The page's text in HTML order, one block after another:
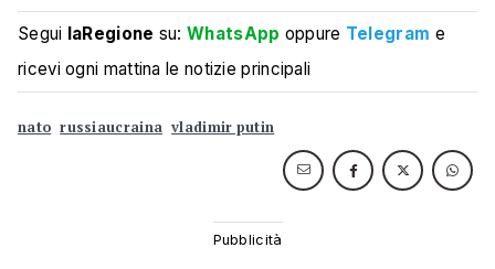
Segui laRegione su:WhatsApp oppure Telegram e
ricevi ogni mattina le notizie principali
nato russiaucraina vladimir putin